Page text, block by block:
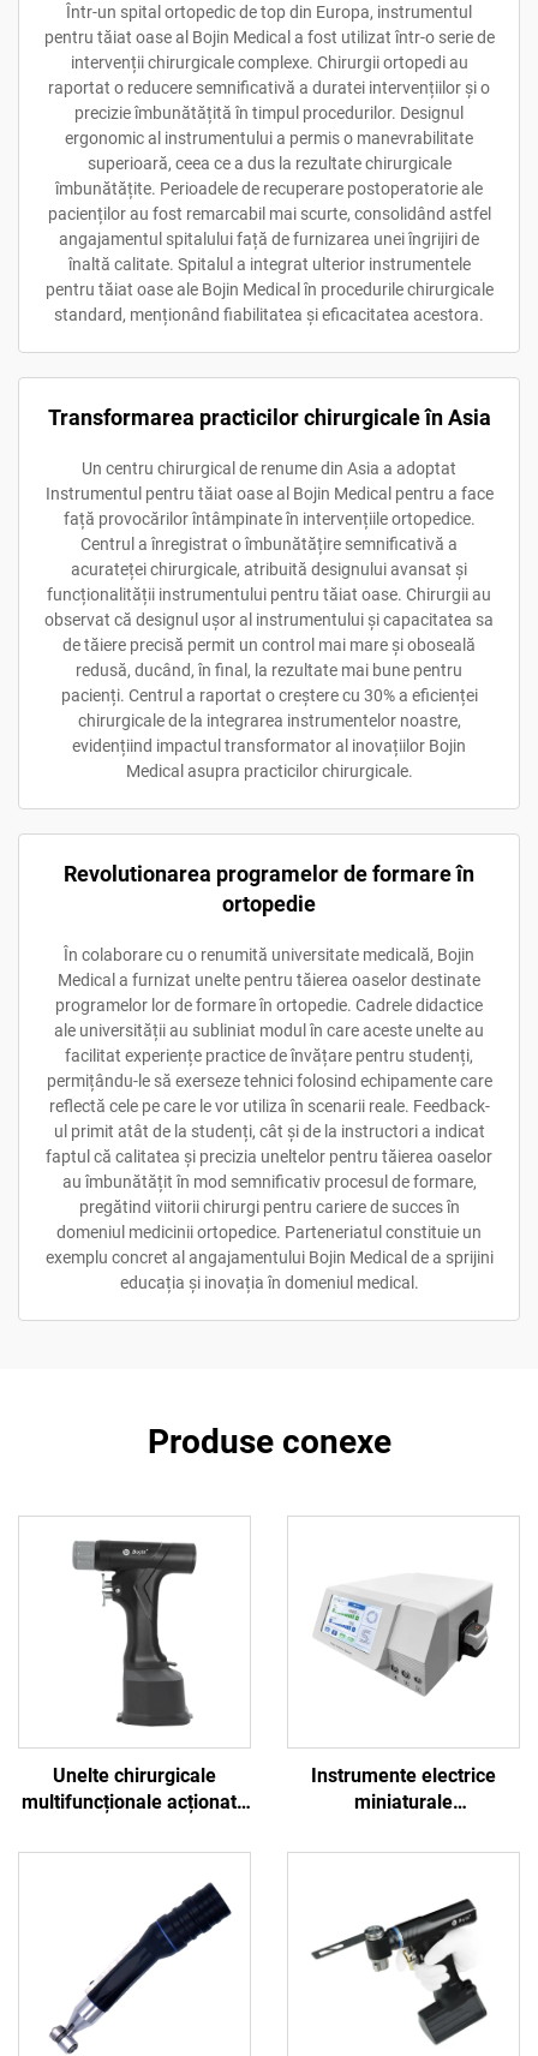
Într-un spital ortopedic de top din Europa, instrumentul
pentru tăiat oase al Bojin Medical a fost utilizat într-o serie de
intervenții chirurgicale complexe. Chirurgii ortopedi au
raportat o reducere semnificativă a duratei intervențiilor și o
precizie îmbunătățită în timpul procedurilor. Designul
ergonomic al instrumentului a permis o manevrabilitate
superioară, ceea ce a dus la rezultate chirurgicale
îmbunătățite. Perioadele de recuperare postoperatorie ale
pacienților au fost remarcabil mai scurte, consolidând astfel
angajamentul spitalului față de furnizarea unei îngrijiri de
înaltă calitate. Spitalul a integrat ulterior instrumentele
pentru tăiat oase ale Bojin Medical în procedurile chirurgicale
standard, menționând fiabilitatea și eficacitatea acestora.
Transformarea practicilor chirurgicale în Asia
Un centru chirurgical de renume din Asia a adoptat
Instrumentul pentru tăiat oase al Bojin Medical pentru a face
față provocărilor întâmpinate în intervențiile ortopedice.
Centrul a înregistrat o îmbunătățire semnificativă a
acurateței chirurgicale, atribuită designului avansat și
funcționalității instrumentului pentru tăiat oase. Chirurgii au
observat că designul ușor al instrumentului și capacitatea sa
de tăiere precisă permit un control mai mare și oboseală
redusă, ducând, în final, la rezultate mai bune pentru
pacienți. Centrul a raportat o creștere cu 30% a eficienței
chirurgicale de la integrarea instrumentelor noastre,
evidențiind impactul transformator al inovațiilor Bojin
Medical asupra practicilor chirurgicale.
Revolutionarea programelor de formare în
ortopedie
În colaborare cu o renumită universitate medicală, Bojin
Medical a furnizat unelte pentru tăierea oaselor destinate
programelor lor de formare în ortopedie. Cadrele didactice
ale universității au subliniat modul în care aceste unelte au
facilitat experiențe practice de învățare pentru studenți,
permițându-le să exerseze tehnici folosind echipamente care
reflectă cele pe care le vor utiliza în scenarii reale. Feedback-
ul primit atât de la studenți, cât și de la instructori a indicat
faptul că calitatea și precizia uneltelor pentru tăierea oaselor
au îmbunătățit în mod semnificativ procesul de formare,
pregătind viitorii chirurgi pentru cariere de succes în
domeniul medicinii ortopedice. Parteneriatul constituie un
exemplu concret al angajamentului Bojin Medical de a sprijini
educația și inovația în domeniul medical.
Produse conexe
Unelte chirurgicale
multifuncționale acționate
5600 pentru chirurgia
Instrumente electrice
miniaturale
pentru chirurgie neuro-